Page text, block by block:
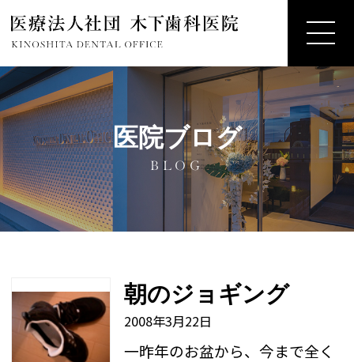
医院ブログ
BLOG
朝のジョギング
2008年3月22日
一昨年のお盆から、今まで全く